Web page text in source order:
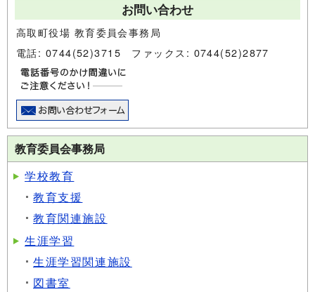
お問い合わせ
高取町役場 教育委員会事務局
電話: 0744(52)3715 ファックス: 0744(52)2877
教育委員会事務局
学校教育
教育支援
教育関連施設
生涯学習
生涯学習関連施設
図書室